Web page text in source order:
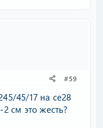
#59
45/17 на ce28
см это жесть?